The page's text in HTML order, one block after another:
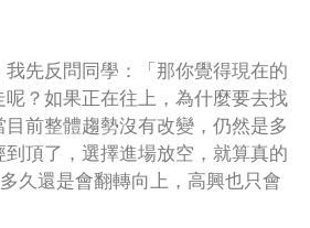
先反問同學：「那你覺得現在的
？如果正在往上，為什麼要去找
前整體趨勢沒有改變，仍然是多
頂了，選擇進場放空，就算真的
久還是會翻轉向上，高興也只會